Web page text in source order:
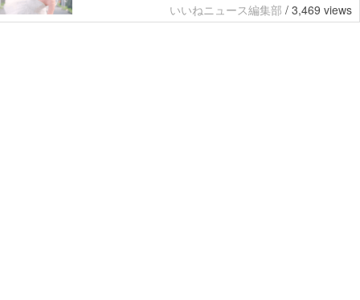
いいねニュース編集部 / 3,469 views